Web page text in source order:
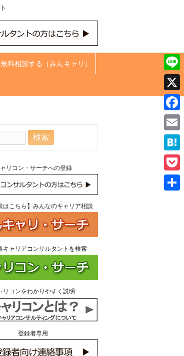
無料相談する（みんキャリ）
リコン・サーチへの登録
はこちら】みんなのキャリア相談
キャリアコンサルタントを検索
リコンをわかりやすく説明
登録者専用
Line
X
Email